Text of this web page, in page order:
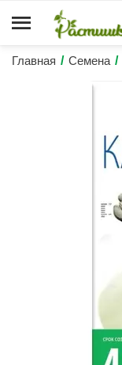
Главная / Семена /